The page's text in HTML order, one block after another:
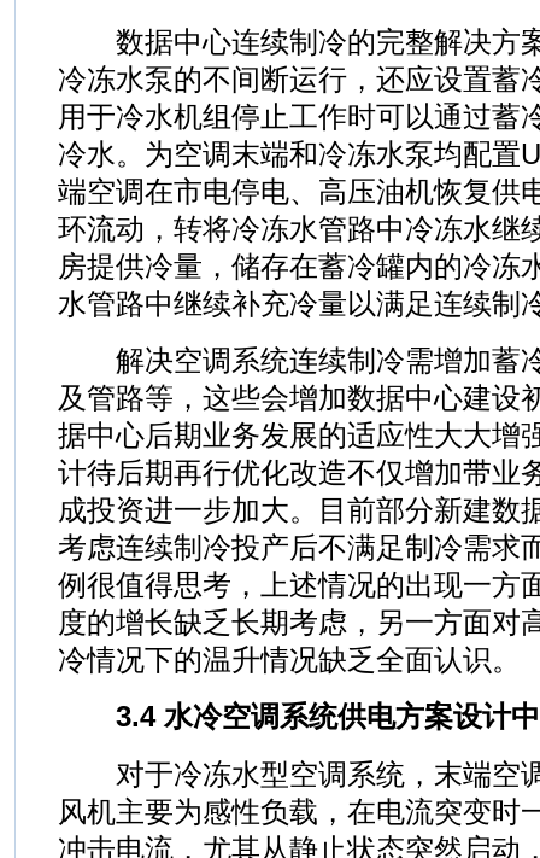
数据中心连续制冷的完整解决方
冷冻水泵的不间断运行，还应设置蓄
用于冷水机组停止工作时可以通过蓄
冷水。为空调末端和冷冻水泵均配置
端空调在市电停电、高压油机恢复供
环流动，转将冷冻水管路中冷冻水继
房提供冷量，储存在蓄冷罐内的冷冻
水管路中继续补充冷量以满足连续制
解决空调系统连续制冷需增加蓄
及管路等，这些会增加数据中心建设
据中心后期业务发展的适应性大大增
计待后期再行优化改造不仅增加带业
成投资进一步加大。目前部分新建数
考虑连续制冷投产后不满足制冷需求
例很值得思考，上述情况的出现一方
度的增长缺乏长期考虑，另一方面对
冷情况下的温升情况缺乏全面认识。
3.4 水冷空调系统供电方案设计
对于冷冻水型空调系统，末端空
风机主要为感性负载，在电流突变时
冲击电流，尤其从静止状态突然启动